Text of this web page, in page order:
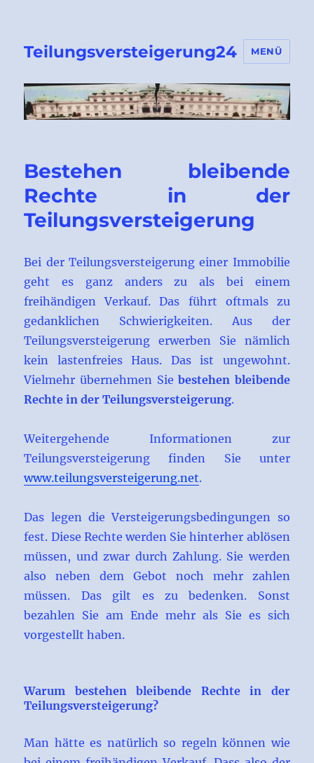
Teilungsversteigerung24 MENÜ
Bestehen bleibende
Rechte in der
Teilungsversteigerung
Bei der Teilungsversteigerung einer Immobilie
geht es ganz anders zu als bei einem
freihändigen Verkauf. Das führt oftmals zu
gedanklichen Schwierigkeiten. Aus der
Teilungsversteigerung erwerben Sie nämlich
kein lastenfreies Haus. Das ist ungewohnt.
Vielmehr übernehmen Siebestehen bleibende
Rechte in der Teilungsversteigerung.
Weitergehende Informationen zur
Teilungsversteigerung finden Sie unter
www.teilungsversteigerung.net.
Das legen die Versteigerungsbedingungen so
fest. Diese Rechte werden Sie hinterher ablösen
müssen, und zwar durch Zahlung. Sie werden
also neben dem Gebot noch mehr zahlen
müssen. Das gilt es zu bedenken. Sonst
bezahlen Sie am Ende mehr als Sie es sich
vorgestellt haben.
Warum bestehen bleibende Rechte in der
Teilungsversteigerung?
Man hätte es natürlich so regeln können wie